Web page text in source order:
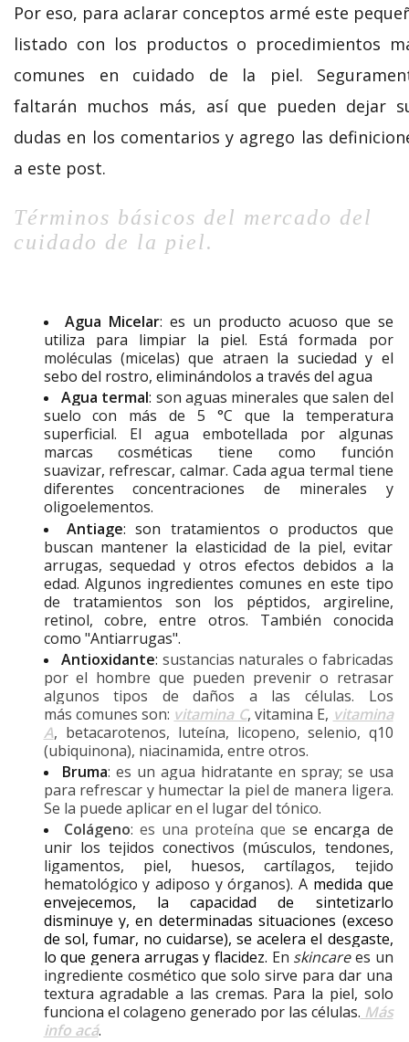
Por eso, para aclarar conceptos armé este
listado con los productos o procedimientos
comunes en cuidado de la piel.
faltarán muchos más, así que pueden dejar
dudas en los comentarios y agrego las
a este post.
Términos básicos del mercado del
cuidado de la piel.
Agua Micelar: es un producto acuoso que se
utiliza para limpiar la piel. Está formada por
moléculas (micelas) que atraen la suciedad y el
sebo del rostro, eliminándolos a través del agua
Agua termal: son aguas minerales que salen del
suelo con más de 5 °C que la temperatura
superficial. El agua embotellada por algunas
marcas cosméticas tiene como función
suavizar, refrescar, calmar. Cada agua termal tiene
diferentes concentraciones de minerales y
oligoelementos.
Antiage: son tratamientos o productos que
buscan mantener la elasticidad de la piel, evitar
arrugas, sequedad y otros efectos debidos a la
edad. Algunos ingredientes comunes en este tipo
de tratamientos son los péptidos, argireline,
retinol, cobre, entre otros. También conocida
como "Antiarrugas".
Antioxidante: sustancias naturales o fabricadas
por el hombre que pueden prevenir o retrasar
algunos tipos de daños a las células. Los
más comunes son: vitamina C, vitamina E, vitamina
A, betacarotenos, luteína, licopeno, selenio, q10
(ubiquinona), niacinamida, entre otros.
Bruma: es un agua hidratante en spray; se usa
para refrescar y humectar la piel de manera ligera.
Se la puede aplicar en el lugar del tónico.
Colágeno: es una proteína que se encarga de
unir los tejidos conectivos (músculos, tendones,
ligamentos, piel, huesos, cartílagos, tejido
hematológico y adiposo y órganos). A medida que
envejecemos, la capacidad de sintetizarlo
disminuye y, en determinadas situaciones (exceso
de sol, fumar, no cuidarse), se acelera el desgaste,
lo que genera arrugas y flacidez. En skincarees un
ingrediente cosmético que solo sirve para dar una
textura agradable a las cremas. Para la piel, solo
funciona el colageno generado por las células. Más
info acá.